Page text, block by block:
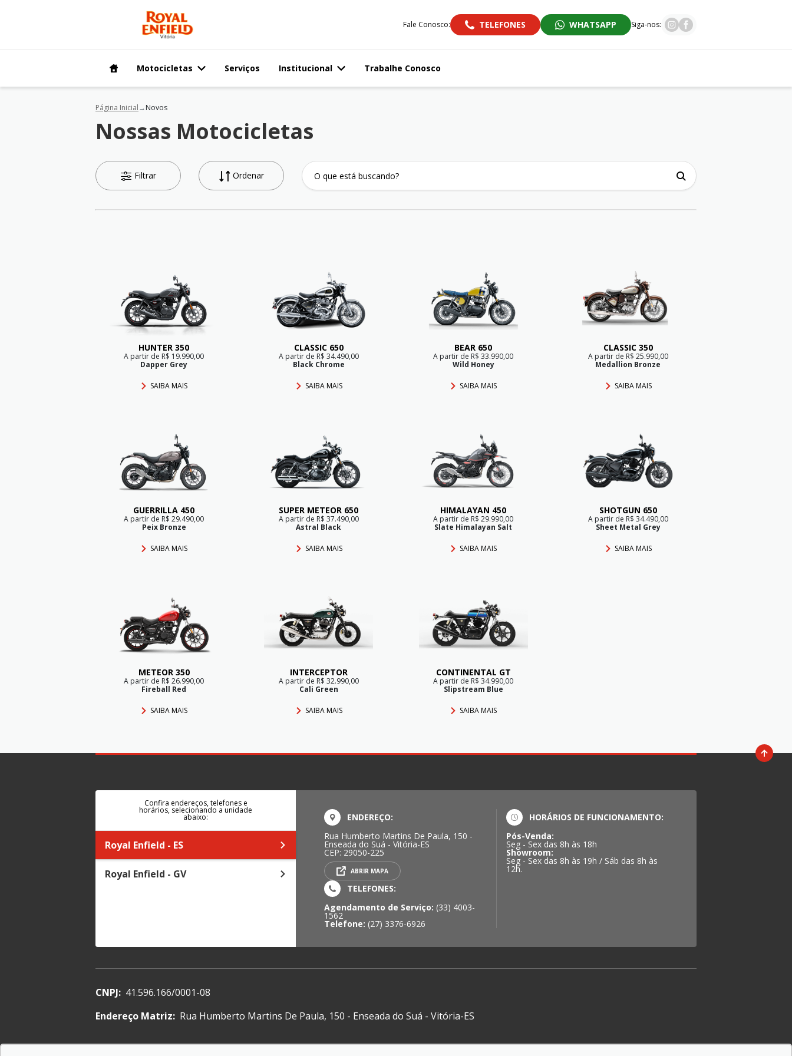
Fale Conosco: TELEFONES WHATSAPP Siga-nos:
Serviços
Motocicletas Institucional Trabalhe Conosco
Página Inicial Novos
Nossas Motocicletas
Filtrar Ordenar
HUNTER 350
A partir de R$ 19.990,00
Dapper Grey
SAIBA MAIS
CLASSIC 650
A partir de R$ 34.490,00
Black Chrome
SAIBA MAIS
BEAR 650
A partir de R$ 33.990,00
Wild Honey
SAIBA MAIS
CLASSIC 350
A partir de R$ 25.990,00
Medallion Bronze
SAIBA MAIS
GUERRILLA 450
A partir de R$ 29.490,00
Peix Bronze
SAIBA MAIS
SUPER METEOR 650
A partir de R$ 37.490,00
Astral Black
SAIBA MAIS
HIMALAYAN 450
A partir de R$ 29.990,00
Slate Himalayan Salt
SAIBA MAIS
SHOTGUN 650
A partir de R$ 34.490,00
Sheet Metal Grey
SAIBA MAIS
METEOR 350
A partir de R$ 26.990,00
Fireball Red
SAIBA MAIS
INTERCEPTOR
A partir de R$ 32.990,00
Cali Green
SAIBA MAIS
CONTINENTAL GT
A partir de R$ 34.990,00
Slipstream Blue
SAIBA MAIS
Confira endereços, telefones e
horários, selecionando a unidade
abaixo:
Royal Enfield - ES
Royal Enfield - GV
ENDEREÇO:
Rua Humberto Martins De Paula, 150 -
Enseada do Suá - Vitória-ES
CEP: 29050-225
ABRIR MAPA
TELEFONES:
Agendamento de Serviço: (33) 4003-
1562
Telefone: (27) 3376-6926
HORÁRIOS DE FUNCIONAMENTO:
Pós-Venda:
Seg - Sex das 8h às 18h
Showroom:
Seg - Sex das 8h às 19h / Sáb das 8h às
12h.
CNPJ: 41.596.166/0001-08
Endereço Matriz: Rua Humberto Martins De Paula, 150 - Enseada do Suá - Vitória-ES